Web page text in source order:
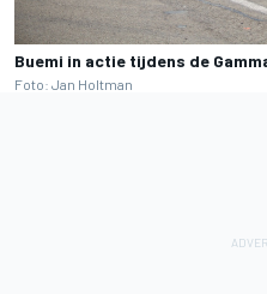
Buemi in actie tijdens de
Foto: Jan Holtman